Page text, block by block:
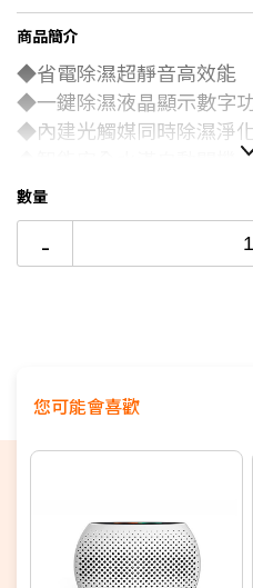
12期
24期
台灣大哥大Open Possible
電視降到底破盤
除濕機挑選七大重點！→點
商品簡介
◆省電除濕超靜音高效能
◆一鍵除濕液晶顯示數字
◆內建光觸媒同時除濕淨
◆附贈排水管可直接出排水
數量
-
您可能會喜歡